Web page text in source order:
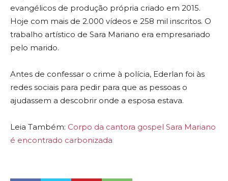
evangélicos de produção própria criado em 2015.
Hoje com mais de 2.000 vídeos e 258 mil inscritos. O
trabalho artístico de Sara Mariano era empresariado
pelo marido.
Antes de confessar o crime à polícia, Ederlan foi às
redes sociais para pedir para que as pessoas o
ajudassem a descobrir onde a esposa estava.
Leia Também: Corpo da cantora gospel Sara Mariano
é encontrado carbonizada